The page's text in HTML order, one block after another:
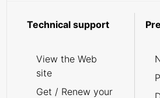
Technical support
View the Web
site
Get / Renew your